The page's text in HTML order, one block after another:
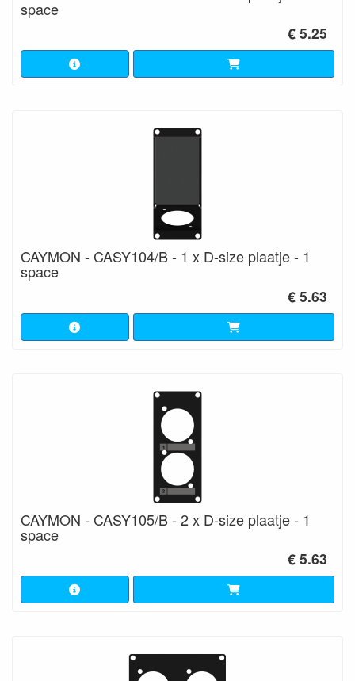
space
€ 5.25
CAYMON - CASY104/B - 1 x D-size plaatje - 1
space
€ 5.63
CAYMON - CASY105/B - 2 x D-size plaatje - 1
space
€ 5.63